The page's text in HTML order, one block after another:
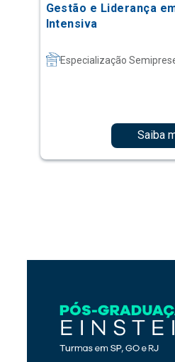
Gestão e Liderança
Intensiva
Especialização
Saiba